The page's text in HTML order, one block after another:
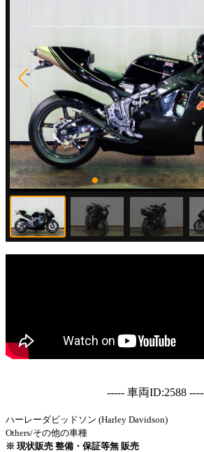
----- 車両ID:2588
ハーレーダビッドソン (Harley Davidson)
Others/その他の車種
※ 現状販売 整備・保証等無 販売